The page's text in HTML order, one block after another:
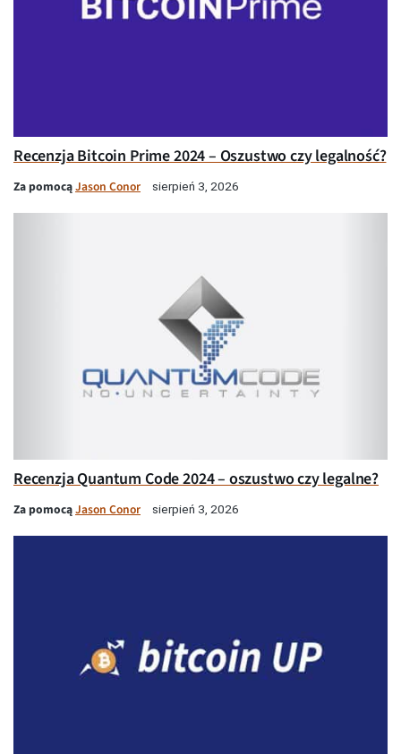
Recenzja Bitcoin Prime 2024 – Oszustwo czy legalność?
Za pomocąJason Conor sierpień 3, 2026
Recenzja Quantum Code 2024 – oszustwo czy legalne?
Za pomocąJason Conor sierpień 3, 2026